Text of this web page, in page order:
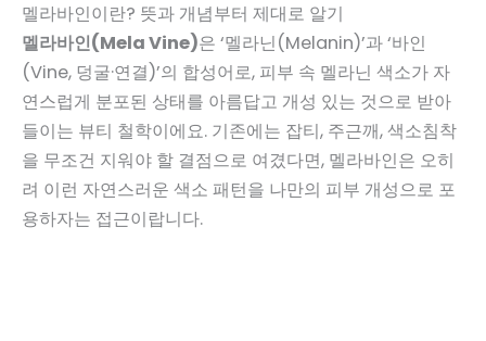
멜라바인이란? 뜻과 개념부터 제대로 알기
멜라바인(Mela Vine)은 ‘멜라닌(Melanin)’과 ‘바인
(Vine, 덩굴·연결)’의 합성어로, 피부 속 멜라닌 색소가 자
연스럽게 분포된 상태를 아름답고 개성 있는 것으로 받아
들이는 뷰티 철학이에요. 기존에는 잡티, 주근깨, 색소침착
을 무조건 지워야 할 결점으로 여겼다면, 멜라바인은 오히
려 이런 자연스러운 색소 패턴을 나만의 피부 개성으로 포
용하자는 접근이랍니다.